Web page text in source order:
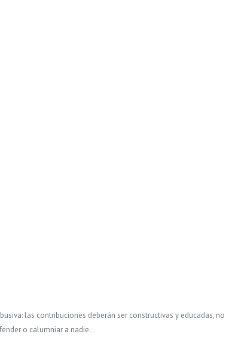
las contribuciones deberán ser constructivas y educadas, no
o calumniar a nadie.